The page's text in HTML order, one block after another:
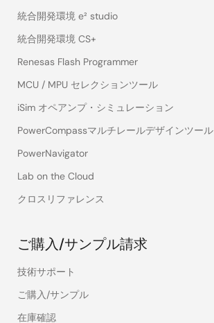
統合開発環境 e² studio
統合開発環境 CS+
Renesas Flash Programmer
MCU / MPU セレクションツール
iSim オペアンプ・シミュレーション
PowerCompassマルチレールデザインツール
PowerNavigator
Lab on the Cloud
クロスリファレンス
ご購入/サンプル請求
技術サポート
ご購入/サンプル
在庫確認